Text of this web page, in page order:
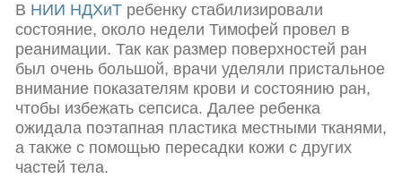
В НИИ НДХиТ ребенку стабилизировали
состояние, около недели Тимофей провел в
реанимации. Так как размер поверхностей ран
был очень большой, врачи уделяли пристальное
внимание показателям крови и состоянию ран,
чтобы избежать сепсиса. Далее ребенка
ожидала поэтапная пластика местными тканями,
а также с помощью пересадки кожи с других
частей тела.